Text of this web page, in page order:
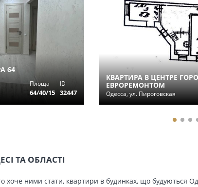
64
Площа
64/40/15
ID
32447
КВАРТИРА В ЦЕНТРЕ
ЕВРОРЕМОНТОМ
Одесса, ул. Пироговская
ТА ОБЛАСТІ
хоче ними стати, квартири в будинках, що будуються